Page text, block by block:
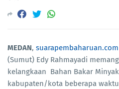
MEDAN, suarapembaharuan.com
(Sumut) Edy Rahmayadi
kelangkaan Bahan Bakar
kabupaten/kota beberapa